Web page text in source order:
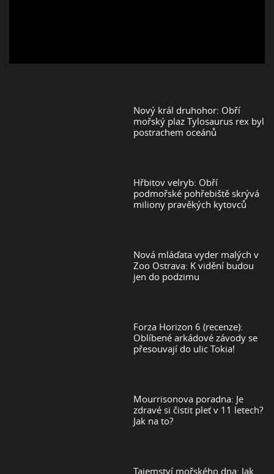
Nový král druhohor: Obří
mořský plaz Tylosaurus rex byl
postrachem oceánů
Hřbitov velryb: Obří
podmořské pohřebiště skrývá
miliony pravěkých kytovců
Nová mláďata vyder malých v
Zoo Ostrava: K vidění budou
jen do podzimu
Forza Horizon 6 (recenze):
Oblíbené arkádové závody se
přesouvají do ulic Tokia!
Mourrisonova poradna: Je
zdravé si čistit pleť v 11 letech?
Jak na to?
Tajemství mořského dna: Jak